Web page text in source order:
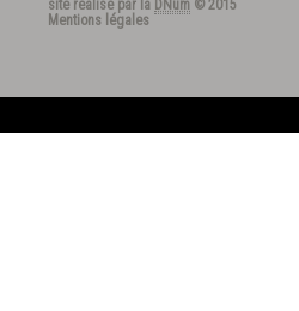
site réalisé par la DNum © 2015
Mentions légales